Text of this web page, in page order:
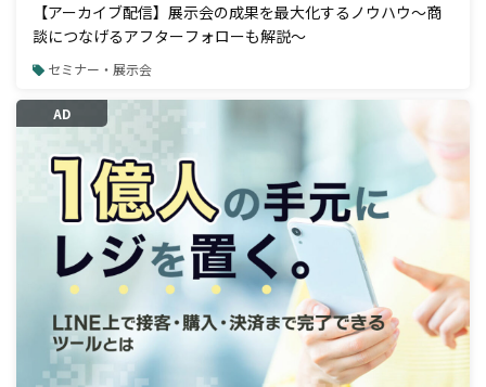
【アーカイブ配信】展示会の成果を最大化するノウハウ～商
談につなげるアフターフォローも解説～
セミナー・展示会
AD